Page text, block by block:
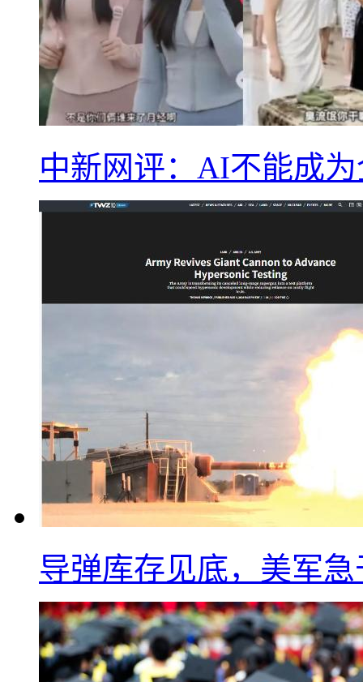
中新网评：AI不能成
导弹库存见底，美军